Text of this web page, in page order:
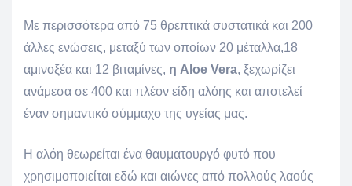
Με περισσότερα από 75 θρεπτικά συστατικά και 200
άλλες ενώσεις, μεταξύ των οποίων 20 μέταλλα,18
αμινοξέα και 12 βιταμίνες, η Aloe Vera, ξεχωρίζει
ανάμεσα σε 400 και πλέον είδη αλόης και αποτελεί
έναν σημαντικό σύμμαχο της υγείας μας.
Η αλόη θεωρείται ένα θαυματουργό φυτό που
χρησιμοποιείται εδώ και αιώνες από πολλούς λαούς